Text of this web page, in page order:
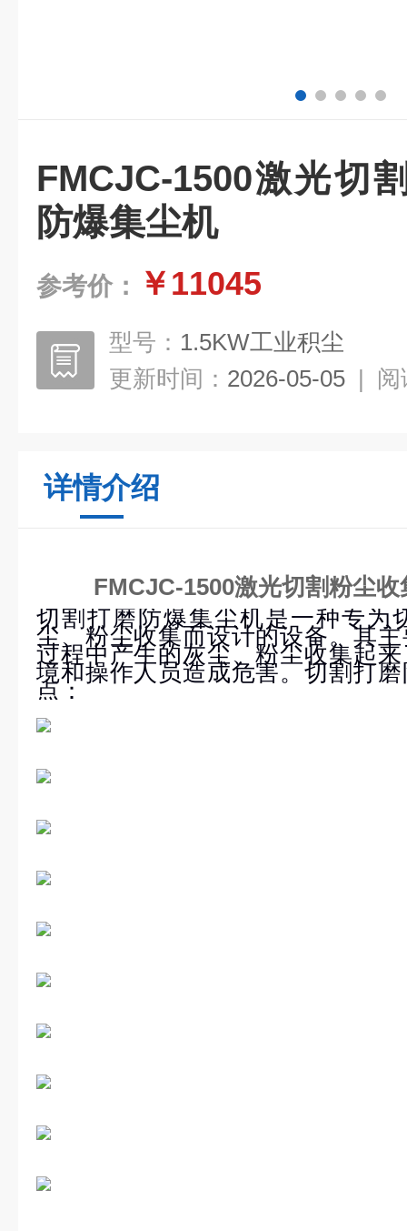
FMCJC-1500激光切
防爆集尘机
参考价： ￥11045
型号： 1.5KW工业积尘
更新时间： 2026-05-05 | 阅
详情介绍
FMCJC-1500激光切割粉尘
切割打磨防爆集尘机是一种专为
尘、粉尘收集而设计的设备。其
过程中产生的灰尘、粉尘收集起
境和操作人员造成危害。切割打
点：